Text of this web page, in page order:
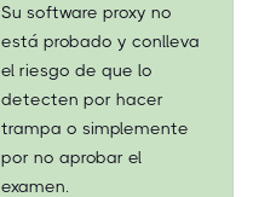
Su software proxy no
está probado y conlleva
el riesgo de que lo
detecten por hacer
trampa o simplemente
por no aprobar el
examen.